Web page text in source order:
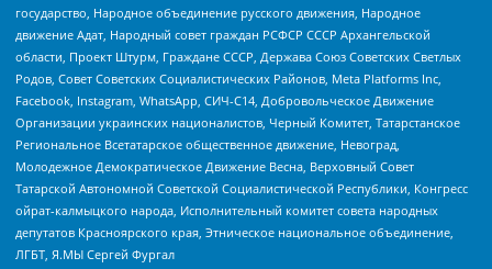
государство, Народное объединение русского движения, Народное
движение Адат, Народный совет граждан РСФСР СССР Архангельской
области, Проект Штурм, Граждане СССР, Держава Союз Советских Светлых
Родов, Совет Советских Социалистических Районов, Meta Platforms Inc,
Facebook, Instagram, WhatsApp, СИЧ-С14, Добровольческое Движение
Организации украинских националистов, Черный Комитет, Татарстанское
Региональное Всетатарское общественное движение, Невоград,
Молодежное Демократическое Движение Весна, Верховный Совет
Татарской Автономной Советской Социалистической Республики, Конгресс
ойрат-калмыцкого народа, Исполнительный комитет совета народных
депутатов Красноярского края, Этническое национальное объединение,
ЛГБТ, Я.МЫ Сергей Фургал